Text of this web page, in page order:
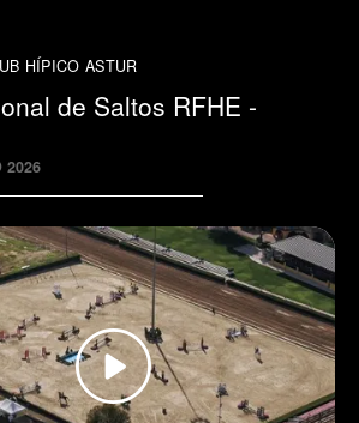
2026
de Saltos RFHE -
HÍPICO ASTUR